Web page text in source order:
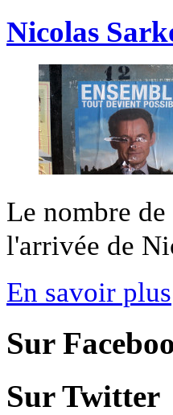
Nicolas
Le nombre
l'arrivée de
En savoir plus
Sur
Sur Twitter